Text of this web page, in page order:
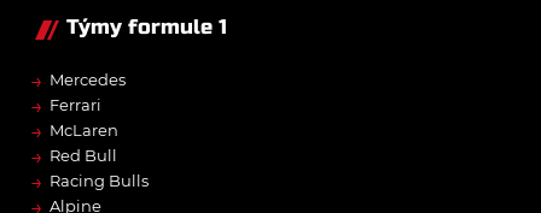
Týmy formule 1
→ Mercedes
→ Ferrari
→ McLaren
→ Red Bull
→ Racing Bulls
→ Alpine